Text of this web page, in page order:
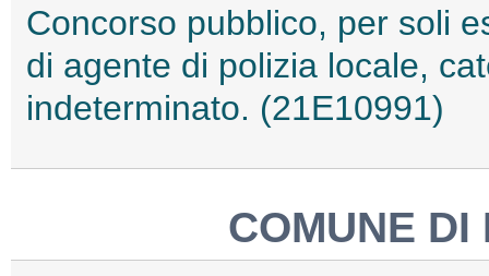
Concorso pubblico, per soli
di agente di polizia locale,
indeterminato. (21E10991)
COMUNE